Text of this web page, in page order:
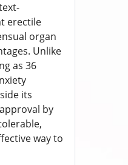
erectile
organ
Unlike
as 36
its
by
way to